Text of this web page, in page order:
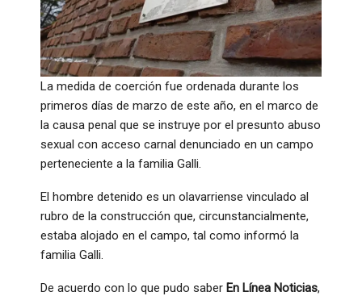
La medida de coerción fue ordenada durante los
primeros días de marzo de este año, en el marco de
la causa penal que se instruye por el presunto abuso
sexual con acceso carnal denunciado en un campo
perteneciente a la familia Galli.
El hombre detenido es un olavarriense vinculado al
rubro de la construcción que, circunstancialmente,
estaba alojado en el campo, tal como informó la
familia Galli.
De acuerdo con lo que pudo saber En Línea Noticias,